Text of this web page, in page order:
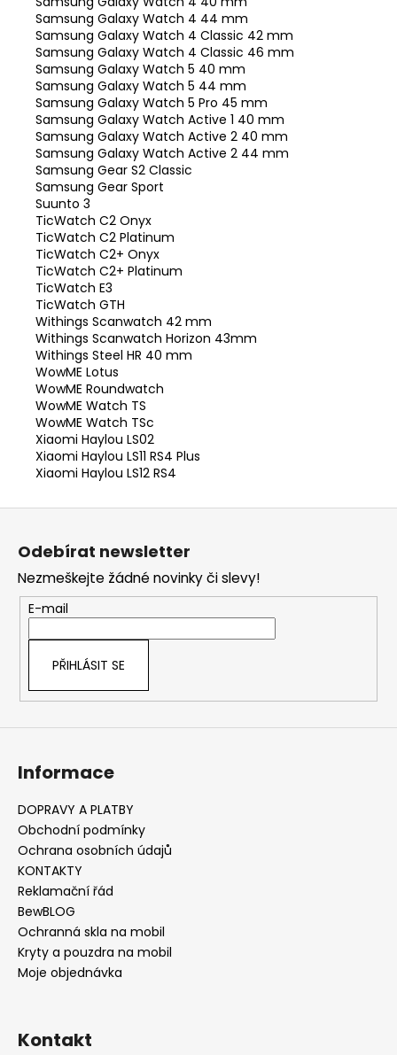
Samsung Galaxy Watch 4 44 mm
Samsung Galaxy Watch 4 Classic 42 mm
Samsung Galaxy Watch 4 Classic 46 mm
Samsung Galaxy Watch 5 40 mm
Samsung Galaxy Watch 5 44 mm
Samsung Galaxy Watch 5 Pro 45 mm
Samsung Galaxy Watch Active 1 40 mm
Samsung Galaxy Watch Active 2 40 mm
Samsung Galaxy Watch Active 2 44 mm
Samsung Gear S2 Classic
Samsung Gear Sport
Suunto 3
TicWatch C2 Onyx
TicWatch C2 Platinum
TicWatch C2+ Onyx
TicWatch C2+ Platinum
TicWatch E3
TicWatch GTH
Withings Scanwatch 42 mm
Withings Scanwatch Horizon 43mm
Withings Steel HR 40 mm
WowME Lotus
WowME Roundwatch
WowME Watch TS
WowME Watch TSc
Xiaomi Haylou LS02
Xiaomi Haylou LS11 RS4 Plus
Xiaomi Haylou LS12 RS4
Z
Odebírat newsletter
Nezmeškejte žádné novinky či slevy!
E-mail
PŘIHLÁSIT SE
Informace
DOPRAVY A PLATBY
Obchodní podmínky
Ochrana osobních údajů
KONTAKTY
Reklamační řád
BewBLOG
Ochranná skla na mobil
Kryty a pouzdra na mobil
Moje objednávka
Kontakt